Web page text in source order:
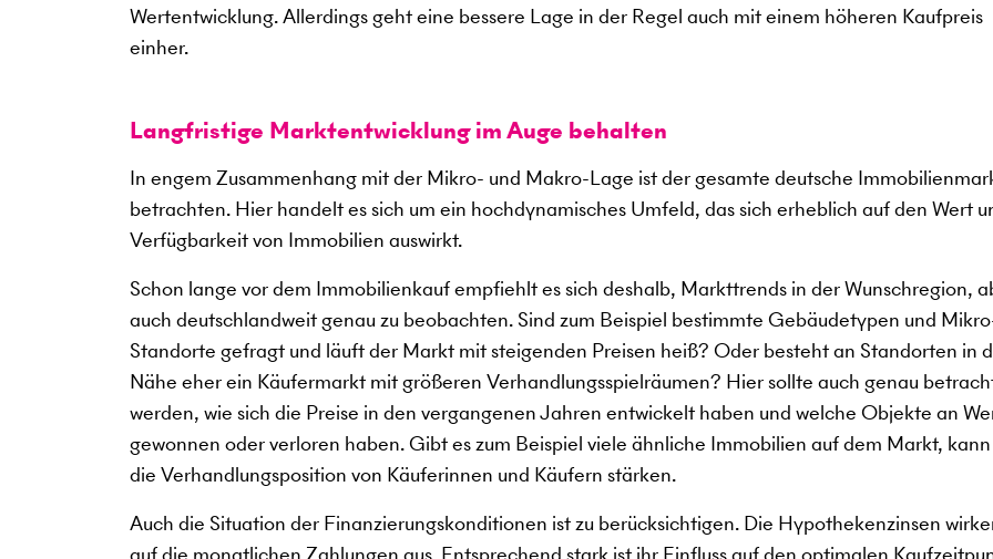
Wertentwicklung. Allerdings geht eine bessere Lage in der Regel auch mit einem höheren Kaufpreis
einher.
Langfristige Marktentwicklung im Auge behalten
In engem Zusammenhang mit der Mikro- und Makro-Lage ist der gesamte deutsche
betrachten. Hier handelt es sich um ein hochdynamisches Umfeld, das sich erheblich auf den Wert
Verfügbarkeit von Immobilien auswirkt.
Schon lange vor dem Immobilienkauf empfiehlt es sich deshalb, Markttrends in der Wunschregion,
auch deutschlandweit genau zu beobachten. Sind zum Beispiel bestimmte Gebäudetypen und
Standorte gefragt und läuft der Markt mit steigenden Preisen heiß? Oder besteht an Standorten in
Nähe eher ein Käufermarkt mit größeren Verhandlungsspielräumen? Hier sollte auch genau
werden, wie sich die Preise in den vergangenen Jahren entwickelt haben und welche Objekte an
gewonnen oder verloren haben. Gibt es zum Beispiel viele ähnliche Immobilien auf dem Markt,
die Verhandlungsposition von Käuferinnen und Käufern stärken.
Auch die Situation der Finanzierungskonditionen ist zu berücksichtigen. Die Hypothekenzinsen